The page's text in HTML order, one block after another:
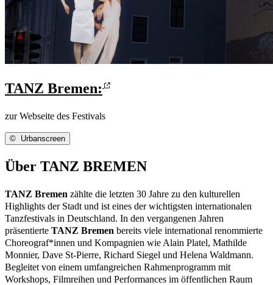
TANZ Bremen:
zur Webseite des Festivals
© Urbanscreen
Über TANZ BREMEN
TANZ Bremen zählte die letzten 30 Jahre zu den kulturellen
Highlights der Stadt und ist eines der wichtigsten internationalen
Tanzfestivals in Deutschland. In den vergangenen Jahren
präsentierte TANZ Bremen bereits viele international renommierte
Choreograf*innen und Kompagnien wie Alain Platel, Mathilde
Monnier, Dave St-Pierre, Richard Siegel und Helena Waldmann.
Begleitet von einem umfangreichen Rahmenprogramm mit
Workshops, Filmreihen und Performances im öffentlichen Raum